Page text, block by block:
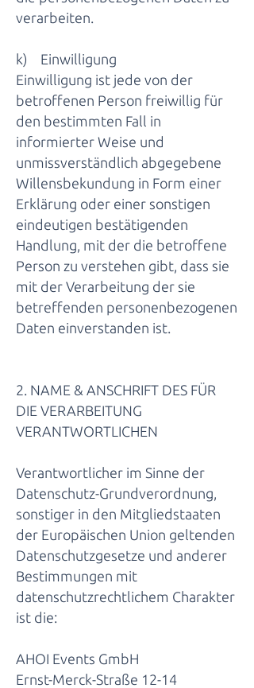
verarbeiten.
k) Einwilligung
Einwilligung ist jede von der
betroffenen Person freiwillig für
den bestimmten Fall in
informierter Weise und
unmissverständlich abgegebene
Willensbekundung in Form einer
Erklärung oder einer sonstigen
eindeutigen bestätigenden
Handlung, mit der die betroffene
Person zu verstehen gibt, dass sie
mit der Verarbeitung der sie
betreffenden personenbezogenen
Daten einverstanden ist.
2. NAME & ANSCHRIFT DES FÜR
DIE VERARBEITUNG
VERANTWORTLICHEN
Verantwortlicher im Sinne der
Datenschutz-Grundverordnung,
sonstiger in den Mitgliedstaaten
der Europäischen Union geltenden
Datenschutzgesetze und anderer
Bestimmungen mit
datenschutzrechtlichem Charakter
ist die:
AHOI Events GmbH
Ernst-Merck-Straße 12-14